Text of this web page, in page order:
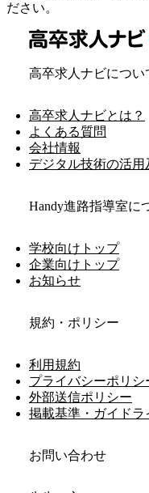
ださい。
高卒求人ナビについ
高卒求人ナビとは？
よくある質問
会社情報
デジタル技術の活
Handy進路指導室に
学校向けトップ
企業向けトップ
お知らせ
規約・ポリシー
利用規約
プライバシーポリシ
外部送信ポリシー
掲載基準・ガイドラ
お問い合わせ